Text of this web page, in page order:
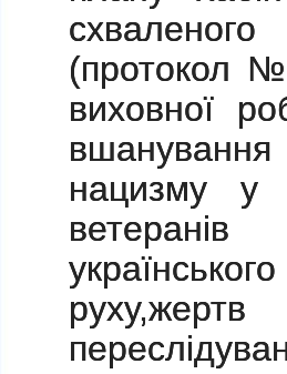
(протокол
виховної
нацизму у